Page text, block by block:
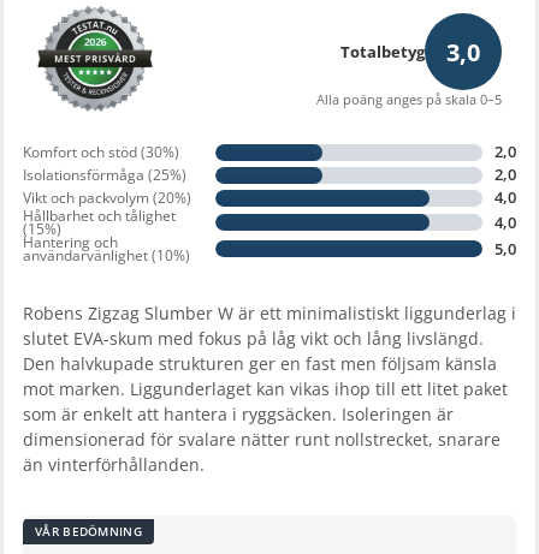
Komfort och stöd (30%) 2,0
Isolationsförmåga (25%) 2,0
Vikt och packvolym (20%) 4,0
Hållbarhet och tålighet
(15%) 4,0
Hantering och
användarvänlighet (10%) 5,0
Totalbetyg 3,0
Alla poäng anges på skala 0–5
Robens Zigzag Slumber W är ett minimalistiskt liggunderlag i
slutet EVA-skum med fokus på låg vikt och lång livslängd.
Den halvkupade strukturen ger en fast men följsam känsla
mot marken. Liggunderlaget kan vikas ihop till ett litet paket
som är enkelt att hantera i ryggsäcken. Isoleringen är
dimensionerad för svalare nätter runt nollstrecket, snarare
än vinterförhållanden.
VÅR BEDÖMNING